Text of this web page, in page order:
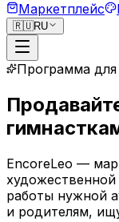
Маркетплейс
🇷🇺RU
Программа
EncoreLeo —
работы нужной
и родителям,